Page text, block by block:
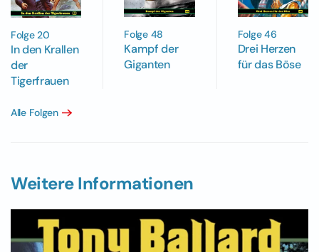
Folge 20
In den Krallen
der
Tigerfrauen
Folge 48
Kampf der
Giganten
Folge 46
Drei Herzen
für das Böse
Alle Folgen
Weitere Informationen